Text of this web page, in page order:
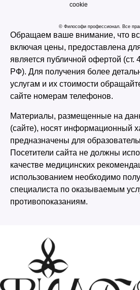
cookie
© Философи профессионал. Все
Обращаем ваше внимание, что
включая цены, предоставлена
является публичной офертой (ст.
РФ). Для получения более
услугам и их стоимости
сайте номерам телефонов.
Материалы, размещенные на
(сайте), носят информационный
предназначены для
Посетители сайта не должны
качестве медицинских
использованием необходимо
специалиста по оказываемым
противопоказаниям.